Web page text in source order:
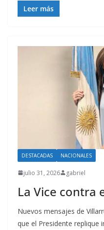
Leer más
DESTACADAS NACIONALES
julio 31, 2026 gabriel
La Vice contra
Nuevos mensajes de
que el Presidente replique